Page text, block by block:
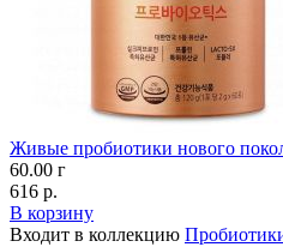
Живые пробиотики нового
60.00 г
616 р.
В корзину
Входит в коллекцию